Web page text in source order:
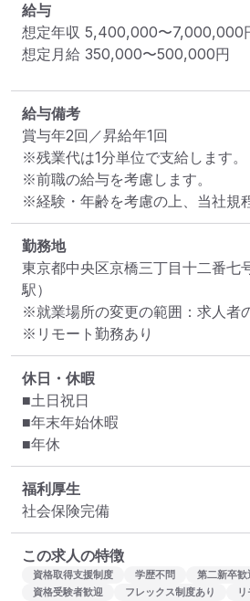
給与
想定年収 5,400,000〜7,000,000
想定月給 350,000〜500,000円
給与備考
賞与年2回／昇給年1回
※残業代は1分単位で支給します。
※前職の給与を考慮します。
※経験・年齢を考慮の上、当社規
勤務地
東京都中央区京橋三丁目十二番七
駅）
※就業場所の変更の範囲：求人者
※リモート勤務あり
休日・休暇
■土日祝日
■年末年始休暇
■年休
福利厚生
社会保険完備
この求人の特徴
資格取得支援制度 学歴不問 第二新卒歓
資格受験者歓迎
フレックス制度あり